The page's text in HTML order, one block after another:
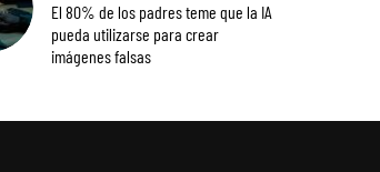
El 80% de los padres teme que la IA
pueda utilizarse para crear
imágenes falsas